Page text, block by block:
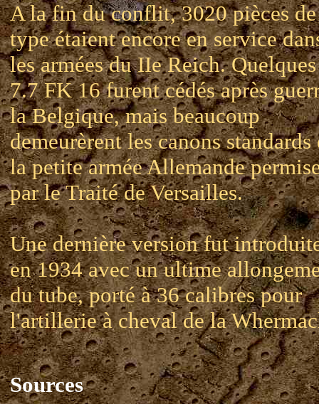
A la fin du conflit, 3020 pièces
type étaient encore en service
les armées du IIe Reich. Quelques
7.7 FK 16 furent cédés après
la Belgique, mais beaucoup
demeurèrent les canons standards
la petite armée Allemande
par le Traité de Versailles.
Une dernière version fut
en 1934 avec un ultime
du tube, porté à 36 calibres pour
l'artillerie à cheval de la
Sources